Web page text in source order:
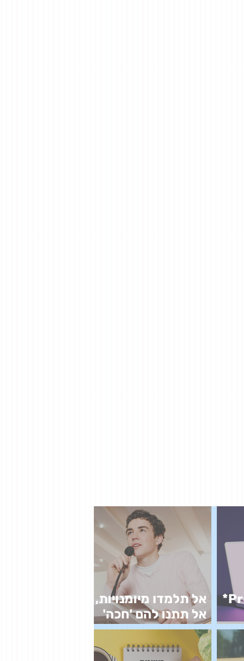
איך לנסח Prompt*
אל תלמדו מיומנויות,
אל תתנו להם 'חכה'
וגם לא 'ארגז כלים'